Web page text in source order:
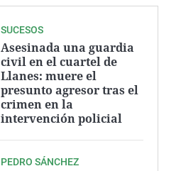
SUCESOS
Asesinada una guardia
civil en el cuartel de
Llanes: muere el
presunto agresor tras el
crimen en la
intervención policial
PEDRO SÁNCHEZ